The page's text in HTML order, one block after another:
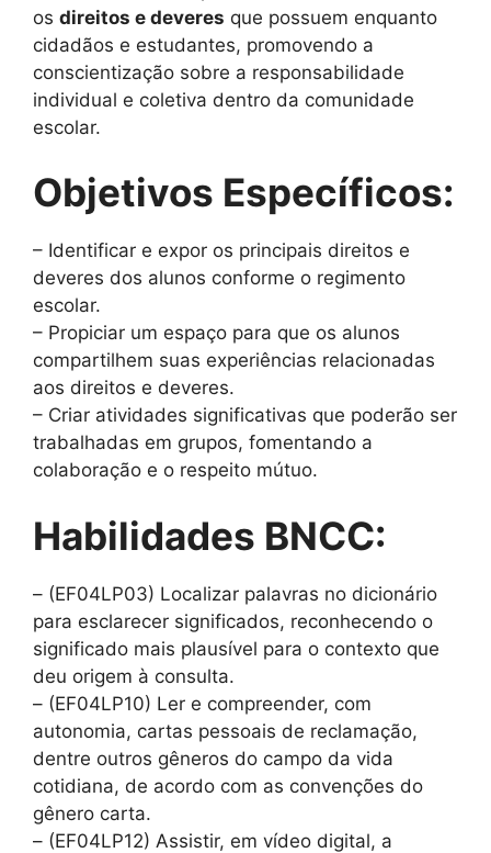
os direitos e deveres que possuem enquanto
cidadãos e estudantes, promovendo a
conscientização sobre a responsabilidade
individual e coletiva dentro da comunidade
escolar.
Objetivos Específicos:
– Identificar e expor os principais direitos e
deveres dos alunos conforme o regimento
escolar.
– Propiciar um espaço para que os alunos
compartilhem suas experiências relacionadas
aos direitos e deveres.
– Criar atividades significativas que poderão ser
trabalhadas em grupos, fomentando a
colaboração e o respeito mútuo.
Habilidades BNCC:
– (EF04LP03) Localizar palavras no dicionário
para esclarecer significados, reconhecendo o
significado mais plausível para o contexto que
deu origem à consulta.
– (EF04LP10) Ler e compreender, com
autonomia, cartas pessoais de reclamação,
dentre outros gêneros do campo da vida
cotidiana, de acordo com as convenções do
gênero carta.
– (EF04LP12) Assistir, em vídeo digital, a